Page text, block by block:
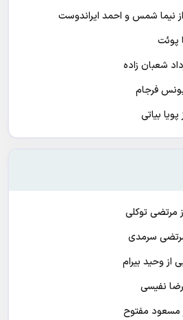
نیما شمس و احمد ایراندوست
پوئت
شعبان زاده
فرجام
بیاتی
مرتضی توکلی
مرتضی سرمدی
از وحید بیرام
نفیسی
مسعود مفتوح